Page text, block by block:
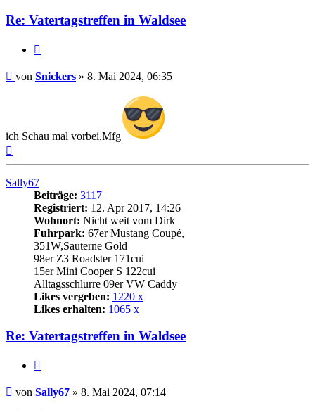
Re: Vatertagstreffen in Waldsee
Beitrag
von Snickers » 8. Mai 2024, 06:35
ich Schau mal vorbei.Mfg
Sally67
Beiträge: 3117
Registriert: 12. Apr 2017, 14:26
Wohnort: Nicht weit vom Dirk
Fuhrpark: 67er Mustang Coupé,
351W,Sauterne Gold
98er Z3 Roadster 171cui
15er Mini Cooper S 122cui
Alltagsschlurre 09er VW Caddy
Likes vergeben: 1220 x
Likes erhalten: 1065 x
Re: Vatertagstreffen in Waldsee
Beitrag
von Sally67 » 8. Mai 2024, 07:14